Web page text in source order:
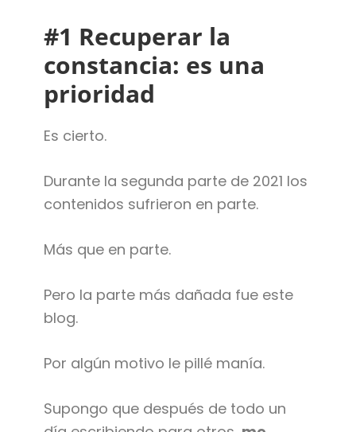
#1 Recuperar la
constancia: es una
prioridad
Es cierto.
Durante la segunda parte de 2021 los
contenidos sufrieron en parte.
Más que en parte.
Pero la parte más dañada fue este
blog.
Por algún motivo le pillé manía.
Supongo que después de todo un